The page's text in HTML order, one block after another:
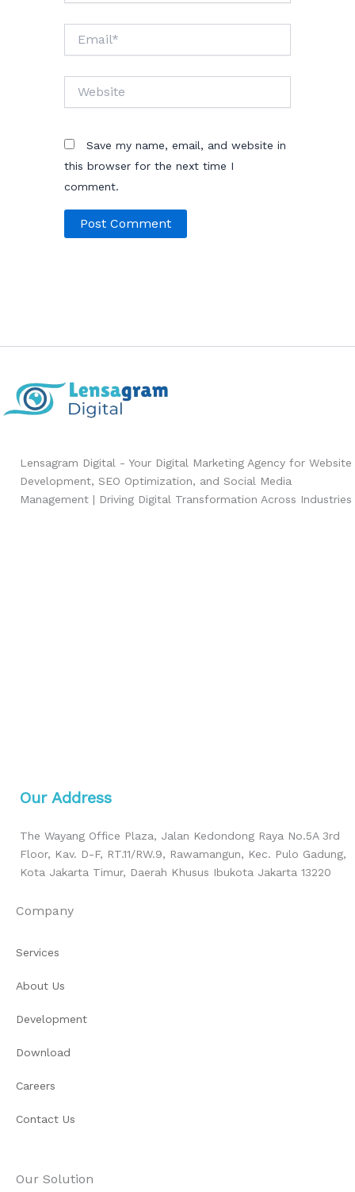
Save my name, email, and website in
this browser for the next time I
comment.
Lensagram Digital - Your Digital Marketing Agency for Website
Development, SEO Optimization, and Social Media
Management | Driving Digital Transformation Across Industries
Our Address
The Wayang Office Plaza, Jalan Kedondong Raya No.5A 3rd
Floor, Kav. D-F, RT.11/RW.9, Rawamangun, Kec. Pulo Gadung,
Kota Jakarta Timur, Daerah Khusus Ibukota Jakarta 13220
Company
Services
About Us
Development
Download
Careers
Contact Us
Our Solution